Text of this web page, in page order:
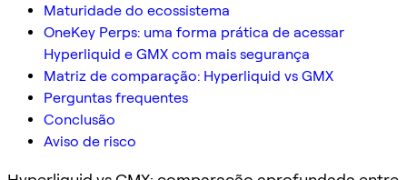
Maturidade do ecossistema
OneKey Perps: uma forma prática de acessar
Hyperliquid e GMX com mais segurança
Matriz de comparação: Hyperliquid vs GMX
Perguntas frequentes
Conclusão
Aviso de risco